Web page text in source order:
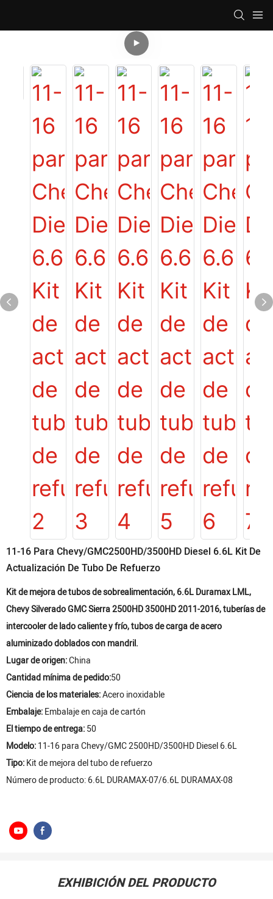
11-16 Para Chevy/GMC2500HD/3500HD Diesel 6.6L Kit De
Actualización De Tubo De Refuerzo
Kit de mejora de tubos de sobrealimentación, 6.6L Duramax LML,
Chevy Silverado GMC Sierra 2500HD 3500HD 2011-2016, tuberías de
intercooler de lado caliente y frío, tubos de carga de acero
aluminizado doblados con mandril.
Lugar de origen:China
Cantidad mínima de pedido:50
Ciencia de los materiales:Acero inoxidable
Embalaje:Embalaje en caja de cartón
El tiempo de entrega:50
Modelo:11-16 para Chevy/GMC 2500HD/3500HD Diesel 6.6L
Tipo:Kit de mejora del tubo de refuerzo
Número de producto: 6.6L DURAMAX-07/6.6L DURAMAX-08
EXHIBICIÓN DEL PRODUCTO